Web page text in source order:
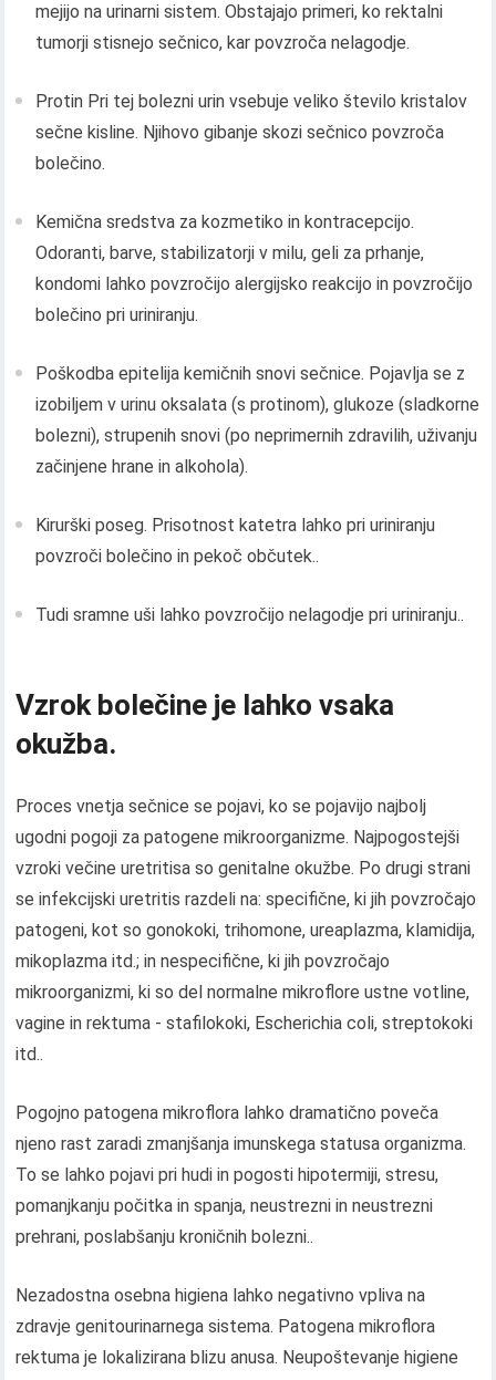
mejijo na urinarni sistem. Obstajajo primeri, ko rektalni
tumorji stisnejo sečnico, kar povzroča nelagodje.
Protin Pri tej bolezni urin vsebuje veliko število kristalov
sečne kisline. Njihovo gibanje skozi sečnico povzroča
bolečino.
Kemična sredstva za kozmetiko in kontracepcijo.
Odoranti, barve, stabilizatorji v milu, geli za prhanje,
kondomi lahko povzročijo alergijsko reakcijo in povzročijo
bolečino pri uriniranju.
Poškodba epitelija kemičnih snovi sečnice. Pojavlja se z
izobiljem v urinu oksalata (s protinom), glukoze (sladkorne
bolezni), strupenih snovi (po neprimernih zdravilih, uživanju
začinjene hrane in alkohola).
Kirurški poseg. Prisotnost katetra lahko pri uriniranju
povzroči bolečino in pekoč občutek..
Tudi sramne uši lahko povzročijo nelagodje pri uriniranju..
Vzrok bolečine je lahko vsaka
okužba.
Proces vnetja sečnice se pojavi, ko se pojavijo najbolj
ugodni pogoji za patogene mikroorganizme. Najpogostejši
vzroki večine uretritisa so genitalne okužbe. Po drugi strani
se infekcijski uretritis razdeli na: specifične, ki jih povzročajo
patogeni, kot so gonokoki, trihomone, ureaplazma, klamidija,
mikoplazma itd.; in nespecifične, ki jih povzročajo
mikroorganizmi, ki so del normalne mikroflore ustne votline,
vagine in rektuma - stafilokoki, Escherichia coli, streptokoki
itd..
Pogojno patogena mikroflora lahko dramatično poveča
njeno rast zaradi zmanjšanja imunskega statusa organizma.
To se lahko pojavi pri hudi in pogosti hipotermiji, stresu,
pomanjkanju počitka in spanja, neustrezni in neustrezni
prehrani, poslabšanju kroničnih bolezni..
Nezadostna osebna higiena lahko negativno vpliva na
zdravje genitourinarnega sistema. Patogena mikroflora
rektuma je lokalizirana blizu anusa. Neupoštevanje higiene